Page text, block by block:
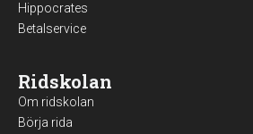
Hippocrates
Betalservice
Ridskolan
Om ridskolan
Börja rida